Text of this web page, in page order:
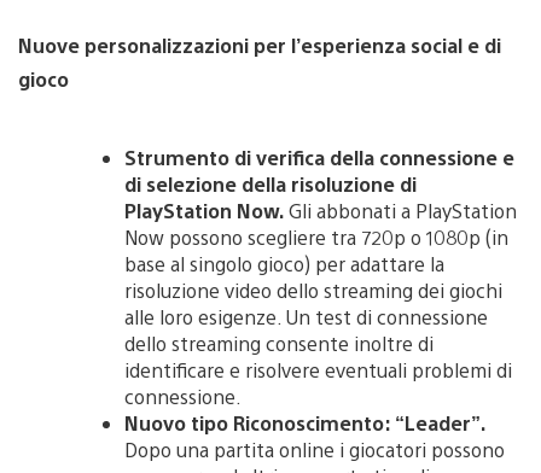
Nuove personalizzazioni per l’esperienza social e di
gioco
Strumento di verifica della connessione e
di selezione della risoluzione di
PlayStation Now.Gli abbonati a PlayStation
Now possono scegliere tra 720p o 1080p (in
base al singolo gioco) per adattare la
risoluzione video dello streaming dei giochi
alle loro esigenze. Un test di connessione
dello streaming consente inoltre di
identificare e risolvere eventuali problemi di
connessione.
Nuovo tipo Riconoscimento: “Leader”.
Dopo una partita online i giocatori possono